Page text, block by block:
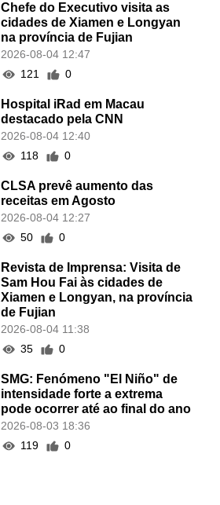
Chefe do Executivo visita as
cidades de Xiamen e Longyan
na província de Fujian
2026-08-04 12:47
121
0
Hospital iRad em Macau
destacado pela CNN
2026-08-04 12:40
118
0
CLSA prevê aumento das
receitas em Agosto
2026-08-04 12:27
50
0
Revista de Imprensa: Visita de
Sam Hou Fai às cidades de
Xiamen e Longyan, na província
de Fujian
2026-08-04 11:38
35
0
SMG: Fenómeno "El Niño" de
intensidade forte a extrema
pode ocorrer até ao final do ano
2026-08-03 18:36
119
0